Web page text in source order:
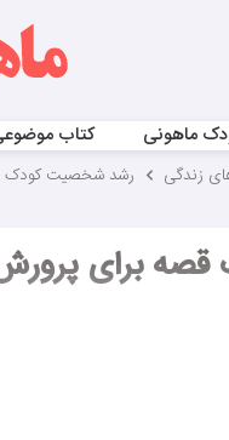
ماهونی کتاب
زندگی رشد شخصیت کودک
قصه برای